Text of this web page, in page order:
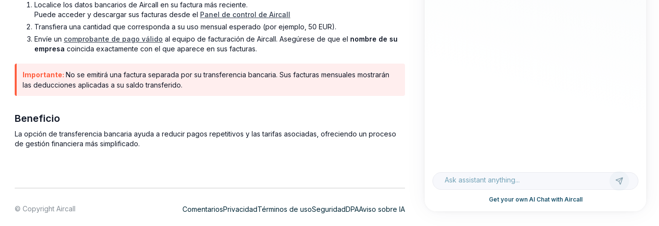
Localice los datos bancarios de Aircall en su factura más reciente.
Puede acceder y descargar sus facturas desde el Panel de control de Aircall
Transfiera una cantidad que corresponda a su uso mensual esperado (por ejemplo, 50 EUR).
Envíe un comprobante de pago válido al equipo de facturación de Aircall. Asegúrese de que el nombre de su
empresa coincida exactamente con el que aparece en sus facturas.
Importante: No se emitirá una factura separada por su transferencia bancaria. Sus facturas mensuales mostrarán
las deducciones aplicadas a su saldo transferido.
Beneficio
La opción de transferencia bancaria ayuda a reducir pagos repetitivos y las tarifas asociadas, ofreciendo un proceso
de gestión financiera más simplificado.
© Copyright Aircall ComentariosPrivacidadTérminos de usoSeguridadDPAAviso sobre IA